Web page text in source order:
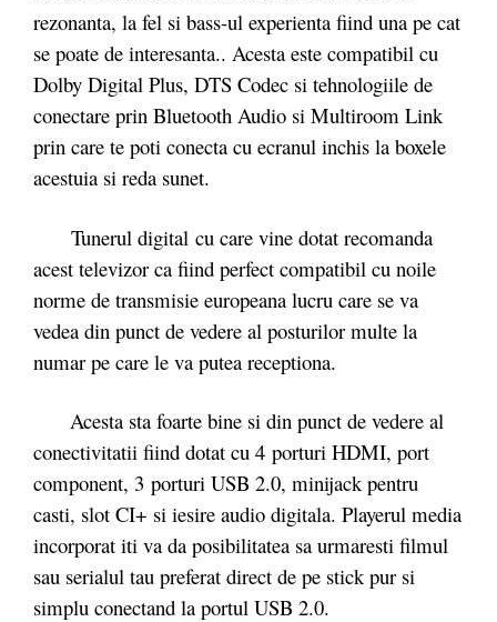
rezonanta, la fel si bass-ul experienta fiind una pe cat
se poate de interesanta.. Acesta este compatibil cu
Dolby Digital Plus, DTS Codec si tehnologiile de
conectare prin Bluetooth Audio si Multiroom Link
prin care te poti conecta cu ecranul inchis la boxele
acestuia si reda sunet.
Tunerul digital cu care vine dotat recomanda
acest televizor ca fiind perfect compatibil cu noile
norme de transmisie europeana lucru care se va
vedea din punct de vedere al posturilor multe la
numar pe care le va putea receptiona.
Acesta sta foarte bine si din punct de vedere al
conectivitatii fiind dotat cu 4 porturi HDMI, port
component, 3 porturi USB 2.0, minijack pentru
casti, slot CI+ si iesire audio digitala. Playerul media
incorporat iti va da posibilitatea sa urmaresti filmul
sau serialul tau preferat direct de pe stick pur si
simplu conectand la portul USB 2.0.